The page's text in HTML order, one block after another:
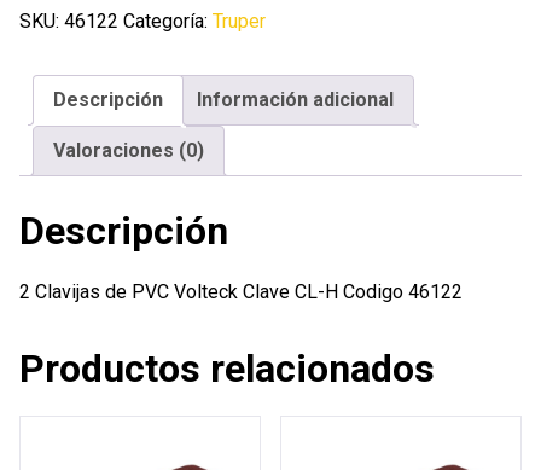
PVC
cantidad
SKU: 46122 Categoría: Truper
Descripción Información adicional
Valoraciones (0)
Descripción
2 Clavijas de PVC Volteck Clave CL-H Codigo 46122
Productos relacionados